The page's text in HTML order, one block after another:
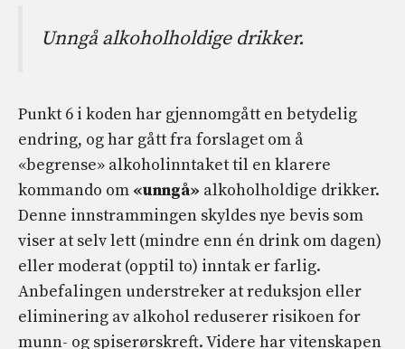
Unngå alkoholholdige drikker.
Punkt 6 i koden har gjennomgått en betydelig
endring, og har gått fra forslaget om å
«begrense» alkoholinntaket til en klarere
kommando om «unngå» alkoholholdige drikker.
Denne innstrammingen skyldes nye bevis som
viser at selv lett (mindre enn én drink om dagen)
eller moderat (opptil to) inntak er farlig.
Anbefalingen understreker at reduksjon eller
eliminering av alkohol reduserer risikoen for
munn- og spiserørskreft. Videre har vitenskapen